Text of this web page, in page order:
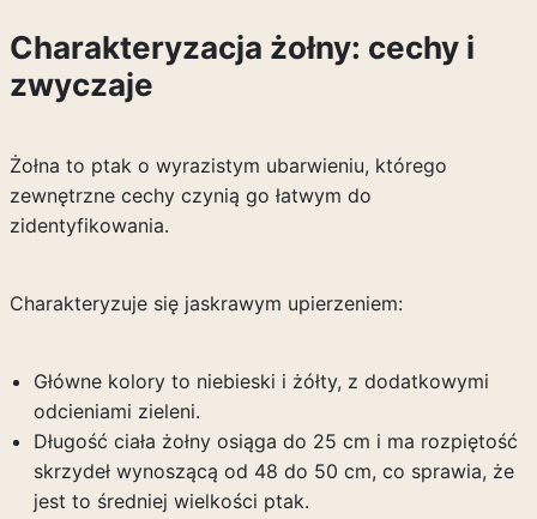
Charakteryzacja żołny: cechy i
zwyczaje
Żołna to ptak o wyrazistym ubarwieniu, którego
zewnętrzne cechy czynią go łatwym do
zidentyfikowania.
Charakteryzuje się jaskrawym upierzeniem:
Główne kolory to niebieski i żółty, z dodatkowymi
odcieniami zieleni.
Długość ciała żołny osiąga do 25 cm i ma rozpiętość
skrzydeł wynoszącą od 48 do 50 cm, co sprawia, że
jest to średniej wielkości ptak.